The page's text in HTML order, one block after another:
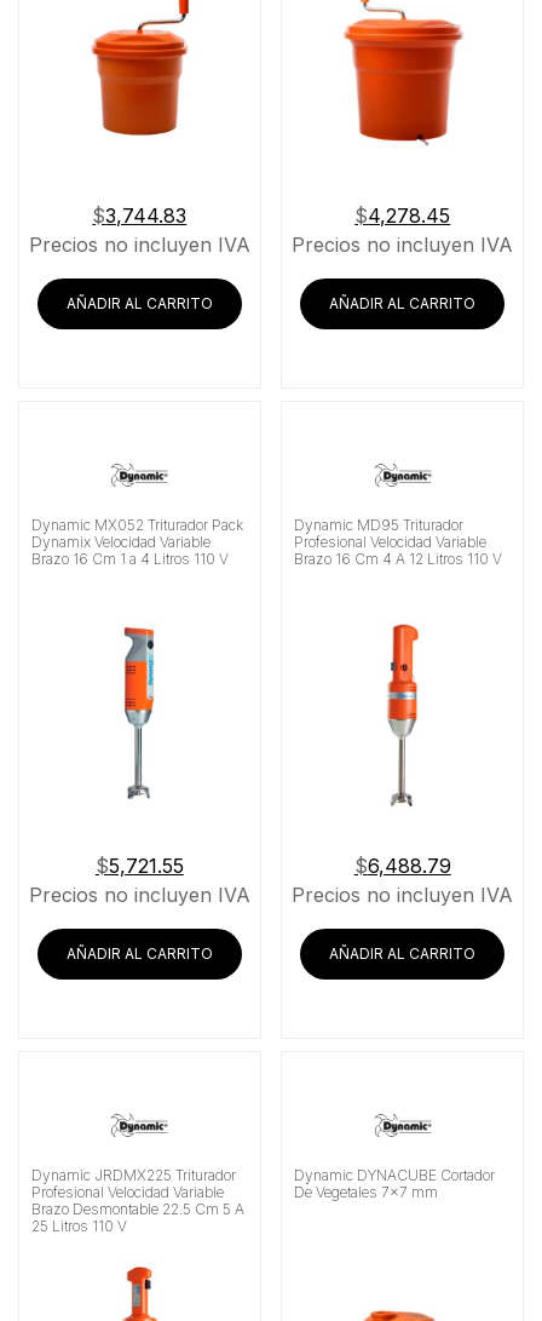
$3,744.83
Precios no incluyen IVA
AÑADIR AL CARRITO
$4,278.45
Precios no incluyen IVA
AÑADIR AL CARRITO
Dynamic MX052 Triturador Pack
Dynamix Velocidad Variable
Brazo 16 Cm 1 a 4 Litros 110 V
$5,721.55
Precios no incluyen IVA
AÑADIR AL CARRITO
Dynamic MD95 Triturador
Profesional Velocidad Variable
Brazo 16 Cm 4 A 12 Litros 110 V
$6,488.79
Precios no incluyen IVA
AÑADIR AL CARRITO
Dynamic JRDMX225 Triturador
Profesional Velocidad Variable
Brazo Desmontable 22.5 Cm 5 A
25 Litros 110 V
Dynamic DYNACUBE Cortador
De Vegetales 7×7 mm